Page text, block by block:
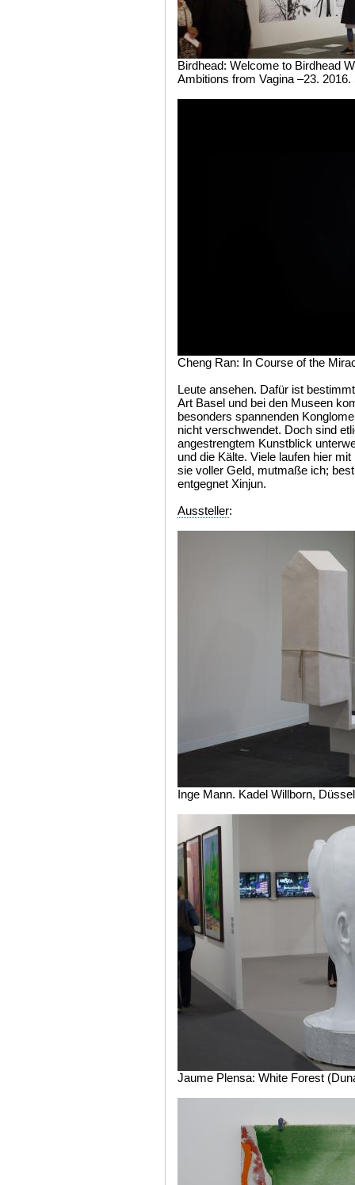
Birdhead: Welcome to Birdhead
Ambitions from Vagina –23.
Cheng Ran: In Course of the
Leute ansehen. Dafür ist
Art Basel und bei den Museen
besonders spannenden
nicht verschwendet. Doch sind
angestrengtem Kunstblick
und die Kälte. Viele laufen hier
sie voller Geld, mutmaße ich;
entgegnet Xinjun.
Aussteller:
Inge Mann. Kadel Willborn,
Jaume Plensa: White Forest